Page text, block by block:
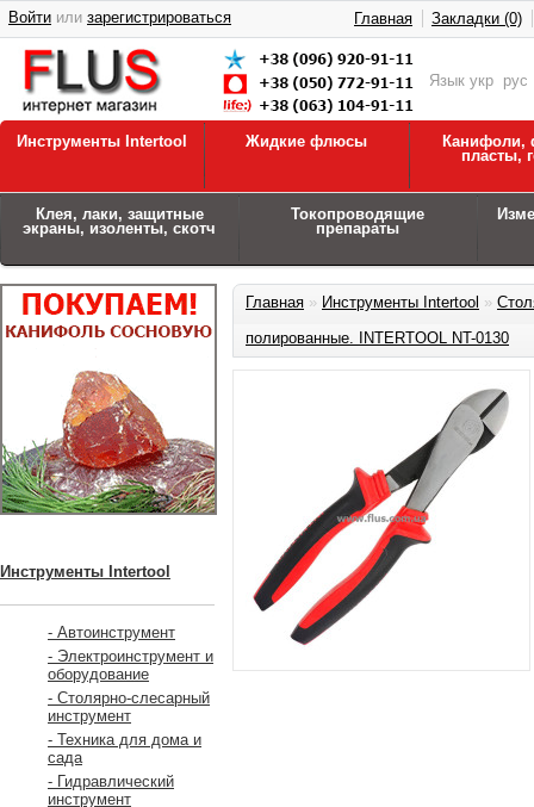
Язык укр рус
Войти или зарегистрироваться Главная Закладки (0)
Инструменты Intertool Жидкие флюсы
Канифоли,
пласты,
Клея, лаки, защитные
экраны, изоленты, скотч
Токопроводящие
препараты
Инструменты Intertool
- Автоинструмент
- Электроинструмент и
оборудование
- Столярно-слесарный
инструмент
- Техника для дома и
сада
- Гидравлический
инструмент
Главная » Инструменты Intertool »
полированные. INTERTOOL NT-0130